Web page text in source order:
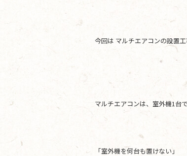
o
o
今回は マルチエアコンの設置工
マルチエアコンは、室外機1台
「室外機を何台も置けない」